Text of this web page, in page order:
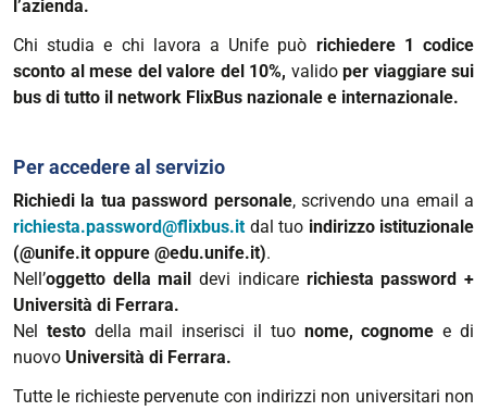
l’azienda.
Chi studia e chi lavora a Unife può richiedere 1 codice
sconto al mese del valore del 10%, valido per viaggiare sui
bus di tutto il network FlixBus nazionale e internazionale.
Per accedere al servizio
Richiedi la tua password personale, scrivendo una email a
richiesta.password@flixbus.it dal tuo indirizzo istituzionale
(@unife.it oppure @edu.unife.it).
Nell’oggetto della maildevi indicarerichiesta password +
Università di Ferrara.
Nel testodella mail inserisci il tuo nome, cognome e di
nuovo Università di Ferrara.
Tutte le richieste pervenute con indirizzi non universitari non